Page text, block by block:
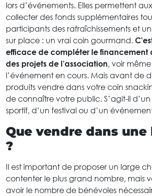
lors d’événements. Elles permettent
collecter des fonds supplémentaires
participants des rafraîchissements et
sur place : un vrai coin gourmand.
efficace de compléter le financement
des projets de l’association, voir
l’événement en cours. Mais avant de
produits vendre dans votre coin
de connaître votre public. S’agit-il
sportif, d’un festival ou d’un
Que vendre dans
?
Il est important de proposer un large
contenter le plus grand nombre, mais
avoir le nombre de bénévoles